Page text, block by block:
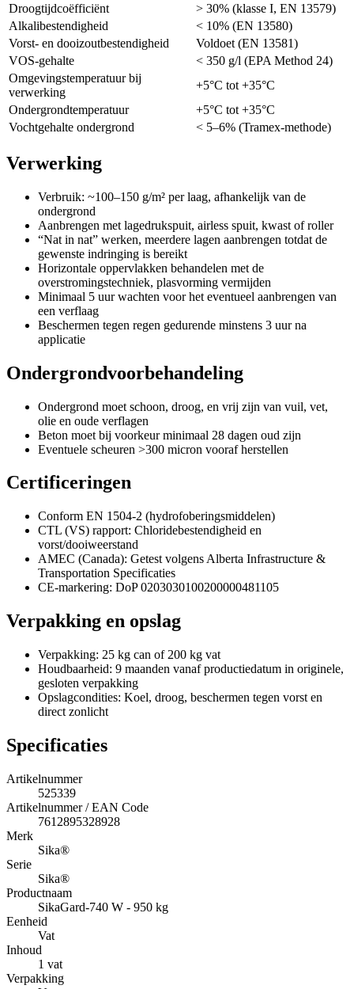
Droogtijdcoëfficiënt
> 30% (klasse I, EN 13579)
Alkalibestendigheid
< 10% (EN 13580)
Vorst- en dooizoutbestendigheid
Voldoet (EN 13581)
VOS-gehalte
< 350 g/l (EPA Method 24)
Omgevingstemperatuur bij
verwerking
+5°C tot +35°C
Ondergrondtemperatuur
+5°C tot +35°C
Vochtgehalte ondergrond
< 5–6% (Tramex-methode)
Verwerking
Verbruik: ~100–150 g/m² per laag, afhankelijk van de
ondergrond
Aanbrengen met lagedrukspuit, airless spuit, kwast of roller
“Nat in nat” werken, meerdere lagen aanbrengen totdat de
gewenste indringing is bereikt
Horizontale oppervlakken behandelen met de
overstromingstechniek, plasvorming vermijden
Minimaal 5 uur wachten voor het eventueel aanbrengen van
een verflaag
Beschermen tegen regen gedurende minstens 3 uur na
applicatie
Ondergrondvoorbehandeling
Ondergrond moet schoon, droog, en vrij zijn van vuil, vet,
olie en oude verflagen
Beton moet bij voorkeur minimaal 28 dagen oud zijn
Eventuele scheuren >300 micron vooraf herstellen
Certificeringen
Conform EN 1504-2 (hydrofoberingsmiddelen)
CTL (VS) rapport: Chloridebestendigheid en
vorst/dooiweerstand
AMEC (Canada): Getest volgens Alberta Infrastructure &
Transportation Specificaties
CE-markering: DoP 0203030100200000481105
Verpakking en opslag
Verpakking: 25 kg can of 200 kg vat
Houdbaarheid: 9 maanden vanaf productiedatum in originele,
gesloten verpakking
Opslagcondities: Koel, droog, beschermen tegen vorst en
direct zonlicht
Specificaties
Artikelnummer
525339
Artikelnummer / EAN Code
7612895328928
Merk
Sika®
Serie
Sika®
Productnaam
SikaGard-740 W - 950 kg
Eenheid
Vat
Inhoud
1 vat
Verpakking